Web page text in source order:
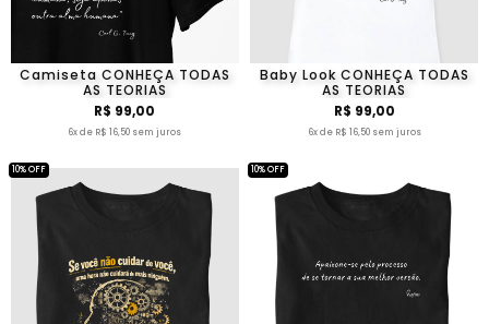
Camiseta CONHEÇA TODAS
AS TEORIAS
R$ 99,00
6x de R$ 16,50 sem juros
Baby Look CONHEÇA TODAS
AS TEORIAS
R$ 99,00
6x de R$ 16,50 sem juros
10% OFF 10% OFF